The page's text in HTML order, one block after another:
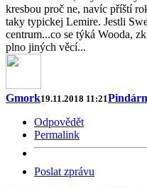
kresbou proč ne, navíc příští
taky typickej Lemire. Jestli
centrum...co se týká Wooda,
plno jiných věcí...
Gmork19.11.2018 11:21
Odpovědět
Permalink
Poslat zprávu